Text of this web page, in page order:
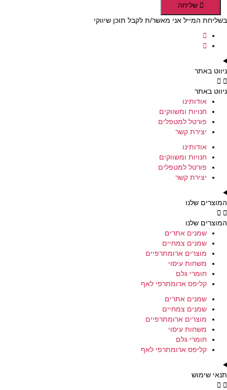
שליחה
בשליחת המייל אני מאשר/ת לקבל תוכן שיווקי
ניווט באתר
ניווט באתר
אודותינו
חנויות ומשווקים
פורטל למטפלים
יצירת קשר
אודותינו
חנויות ומשווקים
פורטל למטפלים
יצירת קשר
המוצרים שלנו
המוצרים שלנו
שמנים אתרים
שמנים צמחיים
מוצרים ארומתרפיים
משחות עיסוי
חומרי גלם
קליפס ארומתרפי לאף
שמנים אתרים
שמנים צמחיים
מוצרים ארומתרפיים
משחות עיסוי
חומרי גלם
קליפס ארומתרפי לאף
תנאי שימוש